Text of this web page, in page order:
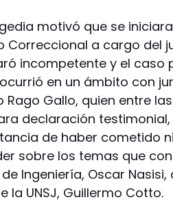
motivó que se
Correccional a cargo del
incompetente y el caso
en un ámbito con
Rago Gallo, quien entre
declaración
de haber cometido
sobre los temas que
Ingeniería, Oscar
la UNSJ, Guillermo Cotto.